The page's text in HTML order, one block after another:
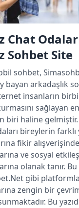
Chat
Sohbet Site
sohbet,
bayan arkadaşlık
insanların
sağlayan
biri haline
bireylerin
fikir alışverişinde
ve sosyal
olanak tanır.
gibi
zengin bir
Bu